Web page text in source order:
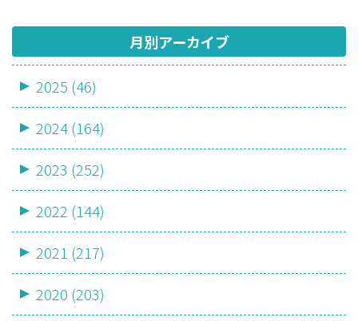
月別アーカイブ
2025 (46)
2024 (164)
2023 (252)
2022 (144)
2021 (217)
2020 (203)